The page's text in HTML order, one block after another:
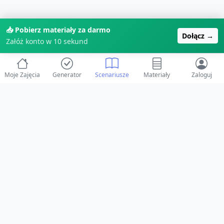
📥 Pobierz materiały za darmo
Załóż konto w 10 sekund
Dołącz →
Moje Zajęcia Generator Scenariusze Materiały Zaloguj